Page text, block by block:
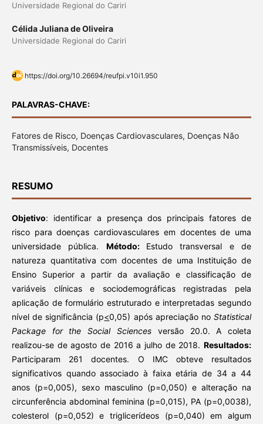
Universidade Regional do Cariri
Célida Juliana de Oliveira
Universidade Regional do Cariri
https://doi.org/10.26694/reufpi.v10i1.950
PALAVRAS-CHAVE:
Fatores de Risco, Doenças Cardiovasculares, Doenças Não
Transmissíveis, Docentes
RESUMO
Objetivo: identificar a presença dos principais fatores de
risco para doenças cardiovasculares em docentes de uma
universidade pública. Método: Estudo transversal e de
natureza quantitativa com docentes de uma Instituição de
Ensino Superior a partir da avaliação e classificação de
variáveis clínicas e sociodemográficas registradas pela
aplicação de formulário estruturado e interpretadas segundo
nível de significância (p<0,05) após apreciação noStatistical
Package for the Social Sciences versão 20.0. A coleta
realizou-se de agosto de 2016 a julho de 2018.Resultados:
Participaram 261 docentes. O IMC obteve resultados
significativos quando associado à faixa etária de 34 a 44
anos (p=0,005), sexo masculino (p=0,050) e alteração na
circunferência abdominal feminina (p=0,015), PA (p=0,0038),
colesterol (p=0,052) e triglicerídeos (p=0,040) em algum